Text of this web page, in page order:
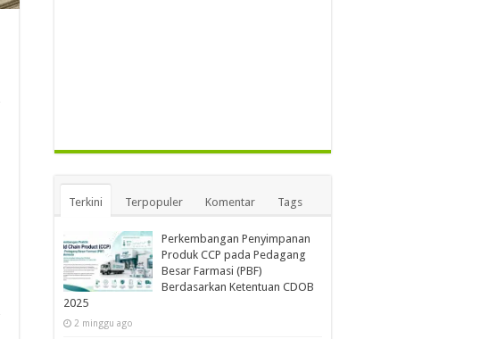
Terkini Terpopuler Komentar Tags
Perkembangan Penyimpanan
Produk CCP pada Pedagang
Besar Farmasi (PBF)
Berdasarkan Ketentuan CDOB
2025
2 minggu ago